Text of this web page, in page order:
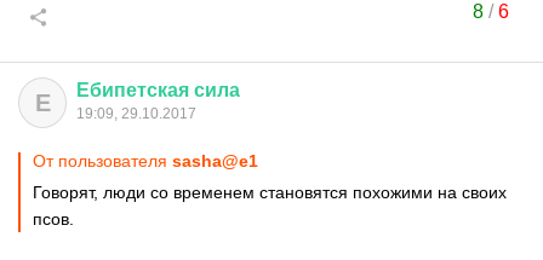
8/6
Е Ебипетская сила
19:09, 29.10.2017
От пользователя sasha@e1
Говорят, люди со временем становятся похожими на своих
псов.